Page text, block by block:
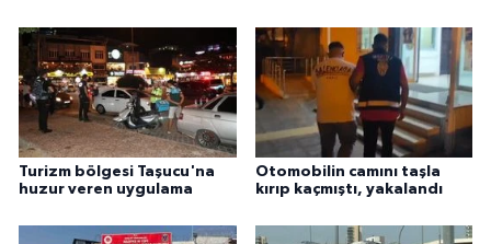
Turizm bölgesi Taşucu'na
huzur veren uygulama
Otomobilin camını taşla
kırıp kaçmıştı, yakalandı